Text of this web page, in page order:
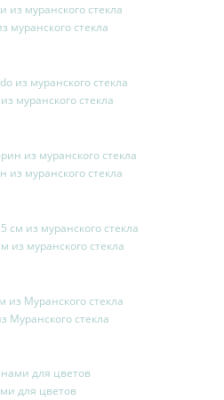
стекла
муранского стекла
из муранского стекла
из муранского стекла
Муранского стекла
для цветов